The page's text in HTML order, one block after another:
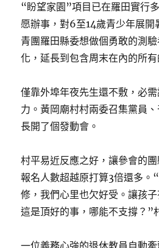
“盼望家園”項目已在羅田實行
愿辦事，對6至14歲青少年展開
青團羅田縣委想做個勇敢的測
化，延長到包含周末在內的所有
僅靠外埠年夜先生還不敷，必
力。黃岡廟村村兩委召集黨員
長開了個發動會。
村平易近反應之好，讓參會的團
報名人數超越原打算3倍還多。
修，我們心里也欠好受。讓孩
這是頂好的事，哪能不支撐？”
一位義務心強的退休教員自動